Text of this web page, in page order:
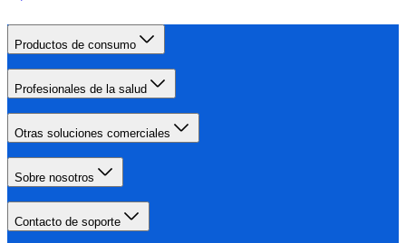
Productos de consumo
Profesionales de la salud
Otras soluciones comerciales
Sobre nosotros
Contacto de soporte